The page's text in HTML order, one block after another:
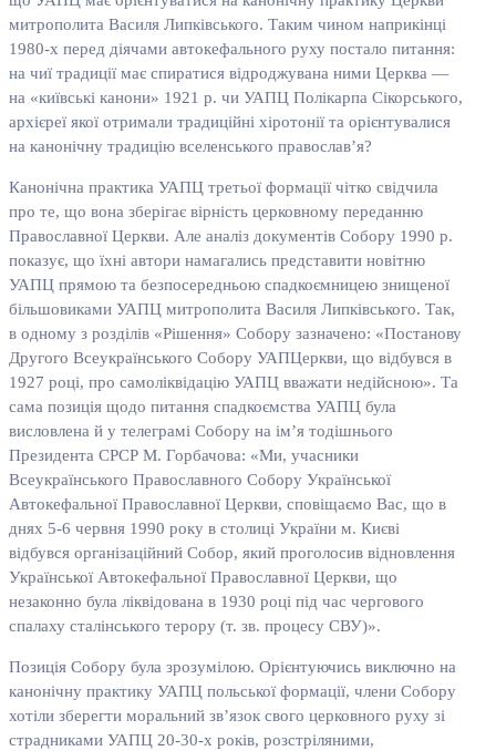
митрополита Василя Липківського. Таким чином наприкінці
1980-х перед діячами автокефального руху постало питання:
на чиї традиції має спиратися відроджувана ними Церква —
на «київські канони» 1921 р. чи УАПЦ Полікарпа Сікорського,
архієреї якої отримали традиційні хіротонії та орієнтувалися
на канонічну традицію вселенського православ’я?
Канонічна практика УАПЦ третьої формації чітко свідчила
про те, що вона зберігає вірність церковному переданню
Православної Церкви. Але аналіз документів Собору 1990 р.
показує, що їхні автори намагались представити новітню
УАПЦ прямою та безпосередньою спадкоємницею знищеної
більшовиками УАПЦ митрополита Василя Липківського. Так,
в одному з розділів «Рішення» Собору зазначено: «Постанову
Другого Всеукраїнського Собору УАПЦеркви, що відбувся в
1927 році, про самоліквідацію УАПЦ вважати недійсною». Та
сама позиція щодо питання спадкоємства УАПЦ була
висловлена й у телеграмі Собору на ім’я тодішнього
Президента СРСР М. Горбачова: «Ми, учасники
Всеукраїнського Православного Собору Української
Автокефальної Православної Церкви, сповіщаємо Вас, що в
днях 5-6 червня 1990 року в столиці України м. Києві
відбувся організаційний Собор, який проголосив відновлення
Української Автокефальної Православної Церкви, що
незаконно була ліквідована в 1930 році під час чергового
спалаху сталінського терору (т. зв. процесу СВУ)».
Позиція Собору була зрозумілою. Орієнтуючись виключно на
канонічну практику УАПЦ польської формації, члени Собору
хотіли зберегти моральний зв’язок свого церковного руху зі
страдниками УАПЦ 20-30-х років, розстріляними,